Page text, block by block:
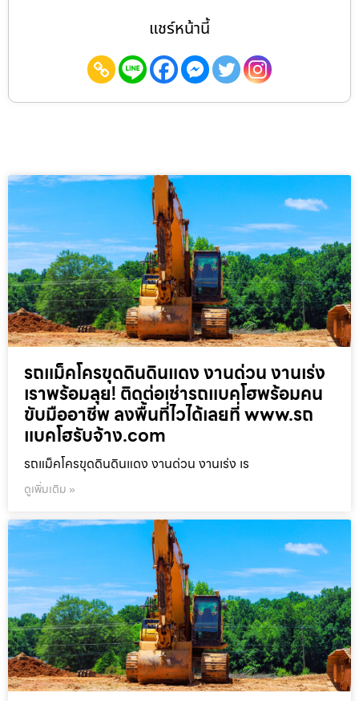
แชร์หน้านี้
รถแม็คโครขุดดินดินแดง งานด่วน งานเร่ง
เราพร้อมลุย! ติดต่อเช่ารถแบคโฮพร้อมคน
ขับมืออาชีพ ลงพื้นที่ไวได้เลยที่ www.รถ
แบคโฮรับจ้าง.com
รถแม็คโครขุดดินดินแดง งานด่วน งานเร่ง เร
ดูเพิ่มเติม »